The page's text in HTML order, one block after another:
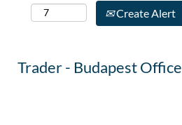
Create Alert
Trader - Budapest Office